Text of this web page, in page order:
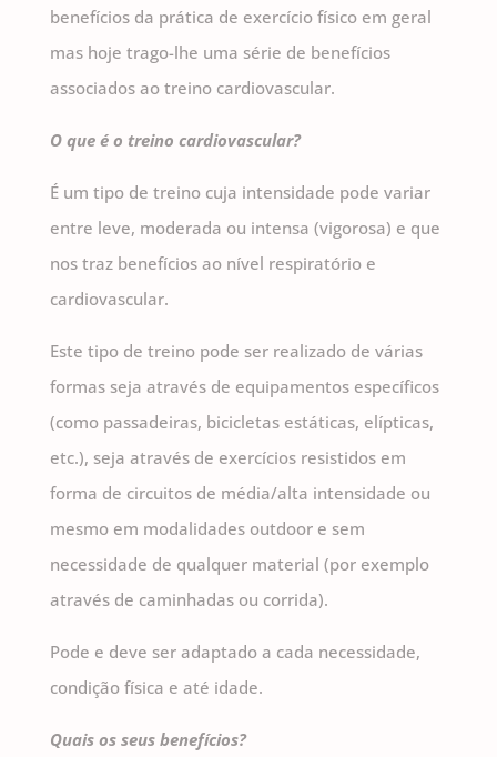
benefícios da prática de exercício físico em geral
mas hoje trago-lhe uma série de benefícios
associados ao treino cardiovascular.
O que é o treino cardiovascular?
É um tipo de treino cuja intensidade pode variar
entre leve, moderada ou intensa (vigorosa) e que
nos traz benefícios ao nível respiratório e
cardiovascular.
Este tipo de treino pode ser realizado de várias
formas seja através de equipamentos específicos
(como passadeiras, bicicletas estáticas, elípticas,
etc.), seja através de exercícios resistidos em
forma de circuitos de média/alta intensidade ou
mesmo em modalidades outdoor e sem
necessidade de qualquer material (por exemplo
através de caminhadas ou corrida).
Pode e deve ser adaptado a cada necessidade,
condição física e até idade.
Quais os seus benefícios?